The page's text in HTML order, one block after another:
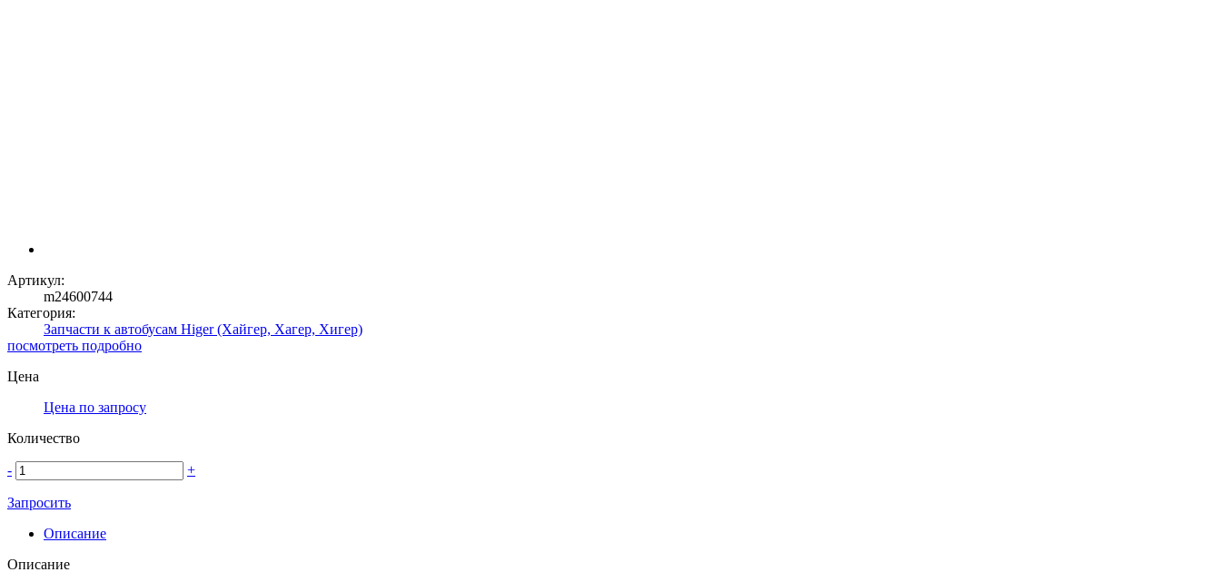
Артикул:
m24600744
Категория:
Запчасти к автобусам Higer (Хайгер, Хагер, Хигер)
посмотреть подробно
Цена
Цена по запросу
Количество
- +
Запросить
Описание
Описание